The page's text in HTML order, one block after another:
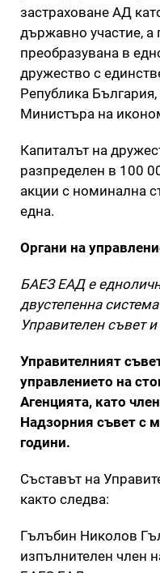
застраховане АД
държавно участие, а
преобразувана в
дружество с
Република
Министъра на
Капиталът на
разпределен в 100
акции с номинална
една.
Органи на
БАЕЗ ЕАД е
двустепенна
Управителен съвет
Управителният
управлението на
Агенцията, като
Надзорния съвет с
години.
Съставът на
както следва:
Гълъбин Николов
изпълнителен член